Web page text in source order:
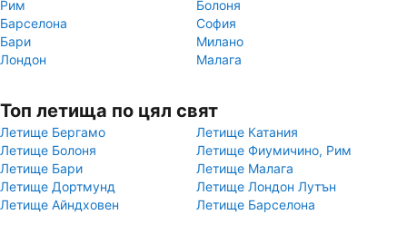
Рим
Болоня
Барселона
София
Бари
Милано
Лондон
Малага
Топ летища по цял свят
Летище Бергамо
Летище Катания
Летище Болоня
Летище Фиумичино, Рим
Летище Бари
Летище Малага
Летище Дортмунд
Летище Лондон Лутън
Летище Айндховен
Летище Барселона